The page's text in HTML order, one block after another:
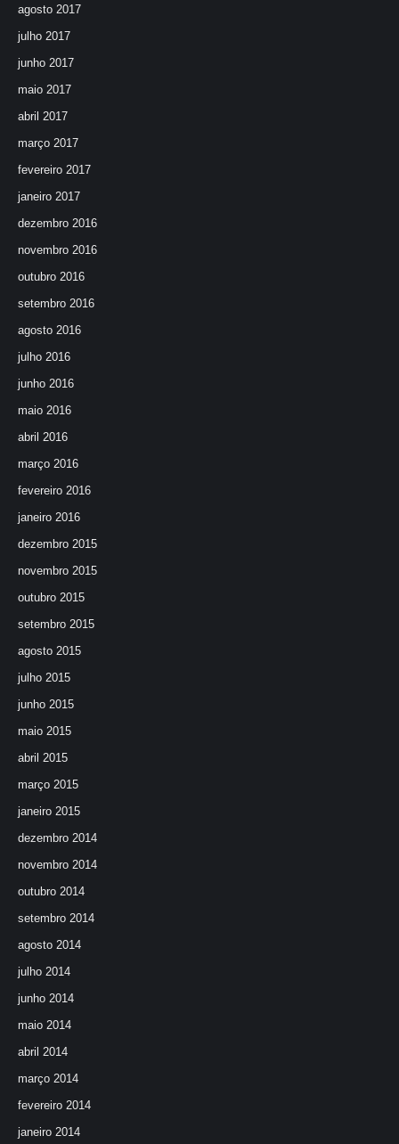
agosto 2017
julho 2017
junho 2017
maio 2017
abril 2017
março 2017
fevereiro 2017
janeiro 2017
dezembro 2016
novembro 2016
outubro 2016
setembro 2016
agosto 2016
julho 2016
junho 2016
maio 2016
abril 2016
março 2016
fevereiro 2016
janeiro 2016
dezembro 2015
novembro 2015
outubro 2015
setembro 2015
agosto 2015
julho 2015
junho 2015
maio 2015
abril 2015
março 2015
janeiro 2015
dezembro 2014
novembro 2014
outubro 2014
setembro 2014
agosto 2014
julho 2014
junho 2014
maio 2014
abril 2014
março 2014
fevereiro 2014
janeiro 2014